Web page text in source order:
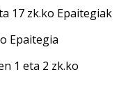
17 zk.ko Epaitegiak
Epaitegia
1 eta 2 zk.ko